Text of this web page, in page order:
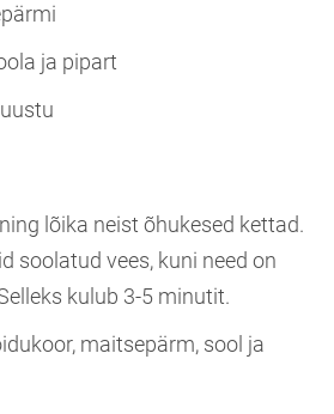
ja pipart
lõika neist õhukesed kettad.
soolatud vees, kuni need on
kulub 3-5 minutit.
maitsepärm, sool ja